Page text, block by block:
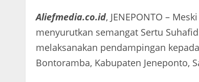
Aliefmedia.co.id, JENEPONTO –
menyurutkan semangat Sertu
melaksanakan pendampingan
Bontoramba, Kabupaten Jeneponto,